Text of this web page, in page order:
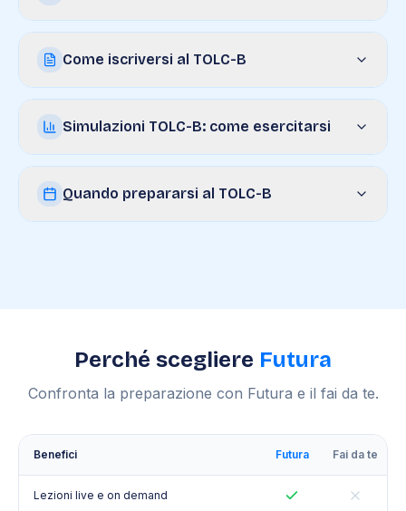
Come iscriversi al TOLC-B
Simulazioni TOLC-B: come esercitarsi
Quando prepararsi al TOLC-B
Perché scegliere Futura
Confronta la preparazione con Futura e il fai da te.
Benefici Futura Fai da te
Lezioni live e on demand